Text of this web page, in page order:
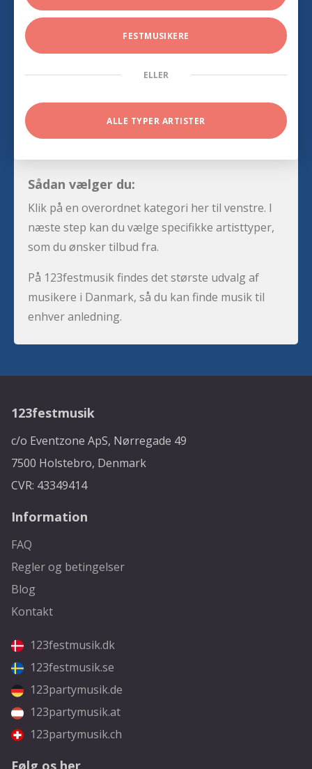
FESTMUSIKERE
ELLER
ALLE TYPER ARTISTER
Sådan vælger du:
Klik på en overordnet kategori her til venstre. I
næste step kan du vælge specifikke artisttyper,
som du ønsker tilbud fra.
På 123festmusik findes det største udvalg af
musikere i Danmark, så du kan finde musik til
enhver anledning.
123festmusik
c/o Eventzone ApS, Nørregade 49
7500 Holstebro, Denmark
CVR: 43349414
Information
FAQ
Regler og betingelser
Blog
Kontakt
123festmusik.dk
123festmusik.se
123partymusik.de
123partymusik.at
123partymusik.ch
Følg os her